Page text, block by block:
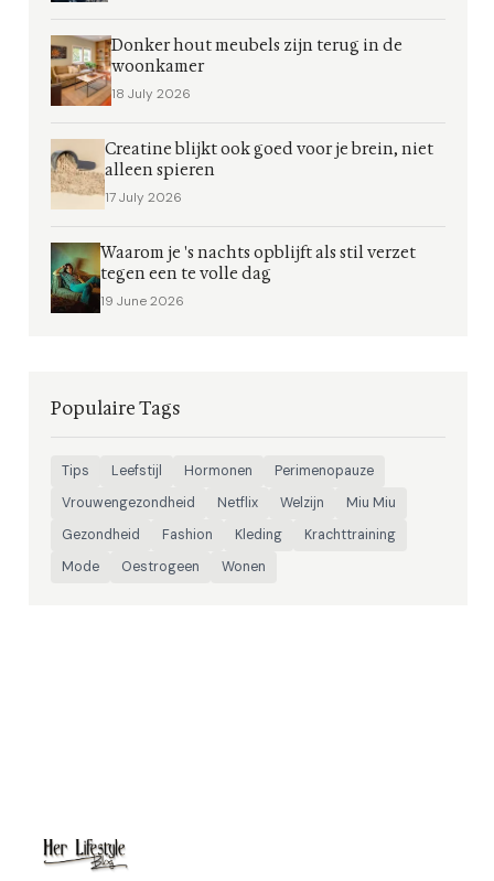
Donker hout meubels zijn terug in de
woonkamer
18 July 2026
Creatine blijkt ook goed voor je brein, niet
alleen spieren
17 July 2026
Waarom je 's nachts opblijft als stil verzet
tegen een te volle dag
19 June 2026
Populaire Tags
Tips Leefstijl Hormonen
Perimenopauze
Vrouwengezondheid
Netflix Welzijn
Miu Miu
Gezondheid
Fashion Kleding
Krachttraining
Mode
Oestrogeen Wonen